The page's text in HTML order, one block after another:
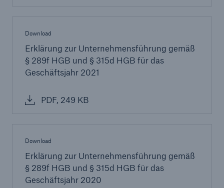
Download
Erklärung zur Unternehmensführung gemäß
§ 289f HGB und § 315d HGB für das
Geschäftsjahr 2021
PDF, 249 KB
Download
Erklärung zur Unternehmensführung gemäß
§ 289f HGB und § 315d HGB für das
Geschäftsjahr 2020